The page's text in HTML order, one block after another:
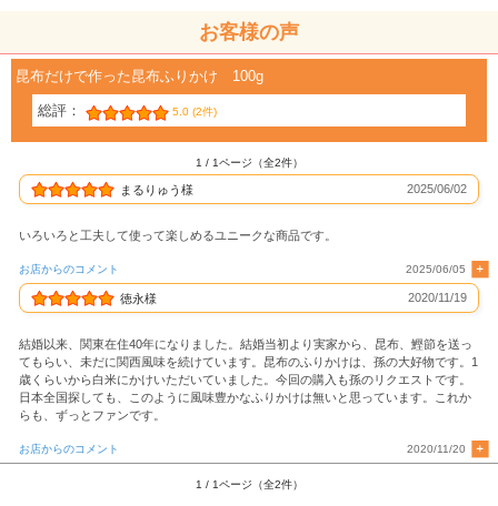
お客様の声
昆布だけで作った昆布ふりかけ 100g
総評： 5.0 (2件)
1 / 1ページ（全2件）
まるりゅう様 2025/06/02
いろいろと工夫して使って楽しめるユニークな商品です。
お店からのコメント 2025/06/05
徳永様 2020/11/19
結婚以来、関東在住40年になりました。結婚当初より実家から、昆布、鰹節を送っ
てもらい、未だに関西風味を続けています。昆布のふりかけは、孫の大好物です。1
歳くらいから白米にかけいただいていました。今回の購入も孫のリクエストです。
日本全国探しても、このように風味豊かなふりかけは無いと思っています。これか
らも、ずっとファンです。
お店からのコメント 2020/11/20
1 / 1ページ（全2件）